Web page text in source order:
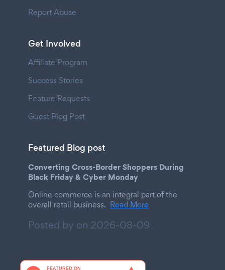
Report Abuse
Get Involved
Affiliate Program
Success Stories
Feature Requests
Guest Blog Post
Featured Blog post
Converting Cross-Border Shoppers During
Black Friday & Cyber Monday
Online commerce is an integral part of the
overall retail business. Read More
Posted by on 2026-08-09